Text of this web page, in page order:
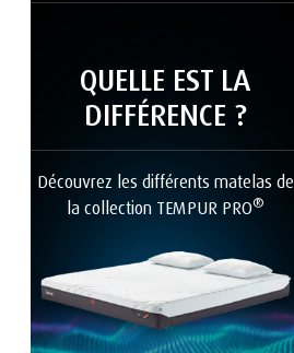
QUELLE EST LA
DIFFÉRENCE ?
Découvrez les différents matelas de
la collection TEMPUR PRO®